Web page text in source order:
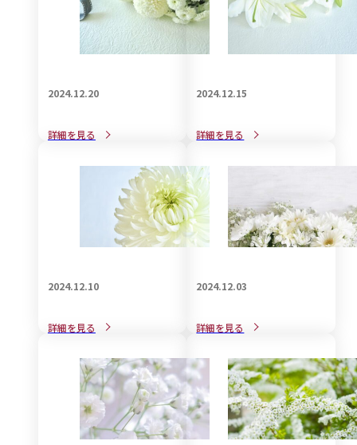
2024.12.20
自筆証書遺言の作成方法と
詳細を見る
2024.12.15
後悔しない遺言書の作成方
詳細を見る
2024.12.10
戒名をご自分で自作される
詳細を見る
2024.12.03
戒名の宗教的な意義と見方
詳細を見る